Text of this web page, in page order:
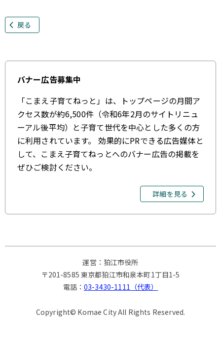
戻る
バナー広告募集中
「こまえ子育てねっと」は、トップページの月間ア
クセス数が約6,500件（令和6年2月のサイトリニュ
ーアル後平均）と子育て世代を中心とした多くの方
に利用されています。 効果的にPRできる広告媒体と
して、こまえ子育てねっとへのバナー広告の掲載を
ぜひご検討ください。
詳細を見る
運営：狛江市役所
〒201-8585 東京都狛江市和泉本町1丁目1-5
電話：03-3430-1111（代表）
Copyright© Komae City All Rights Reserved.